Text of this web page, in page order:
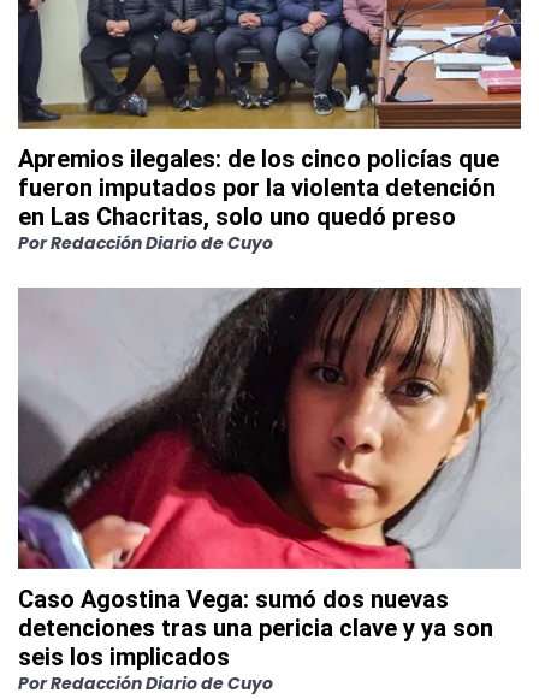
Apremios ilegales: de los cinco policías que
fueron imputados por la violenta detención
en Las Chacritas, solo uno quedó preso
PorRedacción Diario de Cuyo
Caso Agostina Vega: sumó dos nuevas
detenciones tras una pericia clave y ya son
seis los implicados
PorRedacción Diario de Cuyo